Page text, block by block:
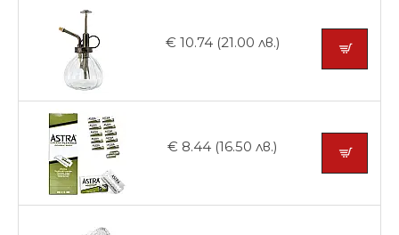
€ 10.74 (21.00 лв.)
€ 8.44 (16.50 лв.)